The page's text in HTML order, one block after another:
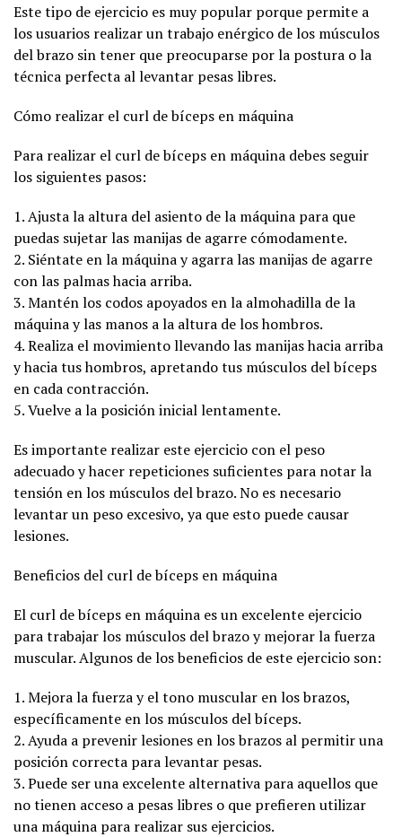
Este tipo de ejercicio es muy popular porque permite a
los usuarios realizar un trabajo enérgico de los músculos
del brazo sin tener que preocuparse por la postura o la
técnica perfecta al levantar pesas libres.
Cómo realizar el curl de bíceps en máquina
Para realizar el curl de bíceps en máquina debes seguir
los siguientes pasos:
1. Ajusta la altura del asiento de la máquina para que
puedas sujetar las manijas de agarre cómodamente.
2. Siéntate en la máquina y agarra las manijas de agarre
con las palmas hacia arriba.
3. Mantén los codos apoyados en la almohadilla de la
máquina y las manos a la altura de los hombros.
4. Realiza el movimiento llevando las manijas hacia arriba
y hacia tus hombros, apretando tus músculos del bíceps
en cada contracción.
5. Vuelve a la posición inicial lentamente.
Es importante realizar este ejercicio con el peso
adecuado y hacer repeticiones suficientes para notar la
tensión en los músculos del brazo. No es necesario
levantar un peso excesivo, ya que esto puede causar
lesiones.
Beneficios del curl de bíceps en máquina
El curl de bíceps en máquina es un excelente ejercicio
para trabajar los músculos del brazo y mejorar la fuerza
muscular. Algunos de los beneficios de este ejercicio son:
1. Mejora la fuerza y el tono muscular en los brazos,
específicamente en los músculos del bíceps.
2. Ayuda a prevenir lesiones en los brazos al permitir una
posición correcta para levantar pesas.
3. Puede ser una excelente alternativa para aquellos que
no tienen acceso a pesas libres o que prefieren utilizar
una máquina para realizar sus ejercicios.